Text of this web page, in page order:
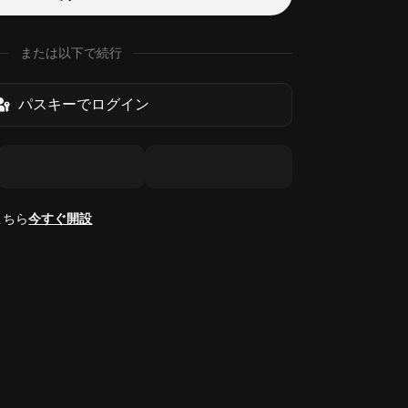
または以下で続行
パスキーでログイン
ちら今すぐ開設